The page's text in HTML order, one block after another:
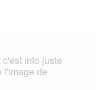
info juste
l'image de